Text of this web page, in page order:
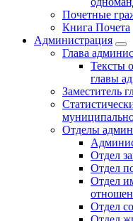
Почетные
Книга Почета
Администрация
Глава
Тексты
главы
Заместитель
Отделы
Отдел
Отдел
Отдел
Отдел